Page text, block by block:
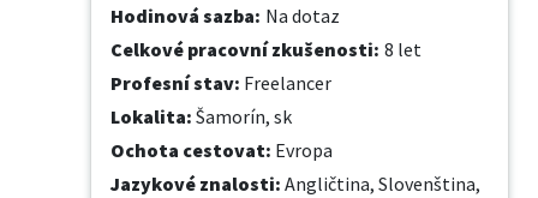
Hodinová sazba: Na dotaz
Celkové pracovní zkušenosti: 8 let
Profesní stav: Freelancer
Lokalita: Šamorín, sk
Ochota cestovat: Evropa
Jazykové znalosti: Angličtina, Slovenština,